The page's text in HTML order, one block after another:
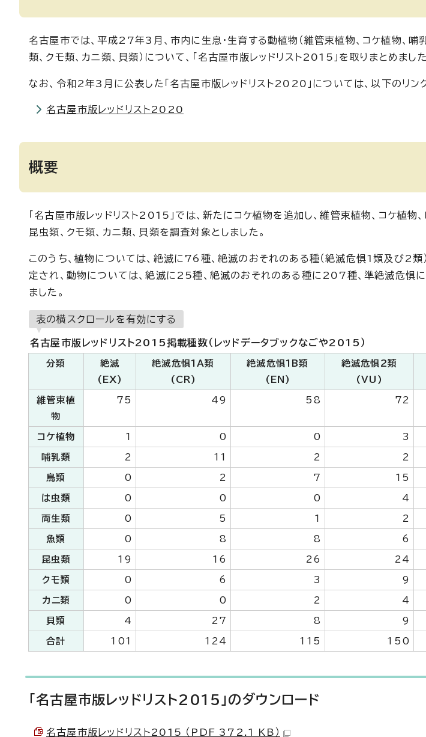
名古屋市では、平成27年3月、市内に生息・生育する動植物（維管束植物、コケ植物、哺
類、クモ類、カニ類、貝類）について、「名古屋市版レッドリスト2015」を取りまとめました
なお、令和2年3月に公表した「名古屋市版レッドリスト2020」については、以下のリン
名古屋市版レッドリスト2020
概要
「名古屋市版レッドリスト2015」では、新たにコケ植物を追加し、維管束植物、コケ植物、
昆虫類、クモ類、カニ類、貝類を調査対象としました。
このうち、植物については、絶滅に76種、絶滅のおそれのある種（絶滅危惧1類及び2
定され、動物については、絶滅に25種、絶滅のおそれのある種に207種、準絶滅危
ました。
表の横スクロールを有効にする
名古屋市版レッドリスト2015掲載種数（レッドデータブックなごや2015）
分類
絶滅
(EX)
絶滅危惧1A類
(CR)
絶滅危惧1B類
(EN)
絶滅危惧2類
(VU)
維管束植
物
75 49 58 72
コケ植物 1 0 0 3
哺乳類 2 11 2 2
鳥類 0 2 7 15
は虫類 0 0 0 4
両生類 0 5 1 2
魚類 0 8 8 6
昆虫類 19 16 26 24
クモ類 0 6 3 9
カニ類 0 0 2 4
貝類 4 27 8 9
合計 101 124 115 150
「名古屋市版レッドリスト2015」のダウンロード
名古屋市版レッドリスト2015 （PDF 372.1 KB）